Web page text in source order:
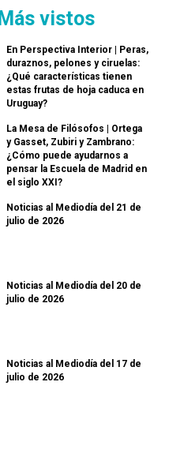
Más vistos
En Perspectiva Interior | Peras,
duraznos, pelones y ciruelas:
¿Qué características tienen
estas frutas de hoja caduca en
Uruguay?
La Mesa de Filósofos | Ortega
y Gasset, Zubiri y Zambrano:
¿Cómo puede ayudarnos a
pensar la Escuela de Madrid en
el siglo XXI?
Noticias al Mediodía del 21 de
julio de 2026
Noticias al Mediodía del 20 de
julio de 2026
Noticias al Mediodía del 17 de
julio de 2026